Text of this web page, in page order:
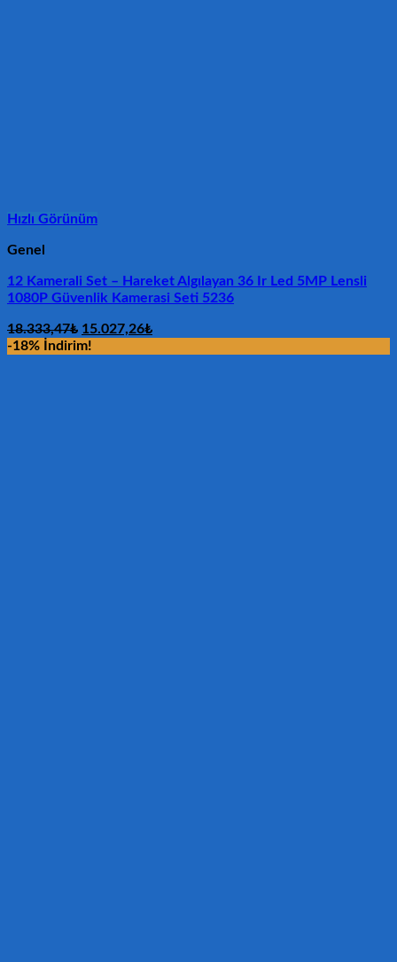
Hızlı Görünüm
Genel
12 Kamerali Set – Hareket Algılayan 36 Ir Led 5MP Lensli
1080P Güvenlik Kamerasi Seti 5236
18.333,47₺ Orijinal
fiyat:
15.027,26₺Şu
-18% İndirim!